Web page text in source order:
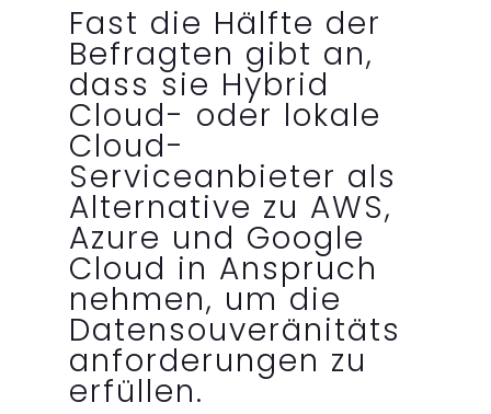
Fast die Hälfte der
Befragten gibt an,
dass sie Hybrid
Cloud- oder lokale
Cloud-
Serviceanbieter als
Alternative zu AWS,
Azure und Google
Cloud in Anspruch
nehmen, um die
Datensouveränitäts
anforderungen zu
erfüllen.